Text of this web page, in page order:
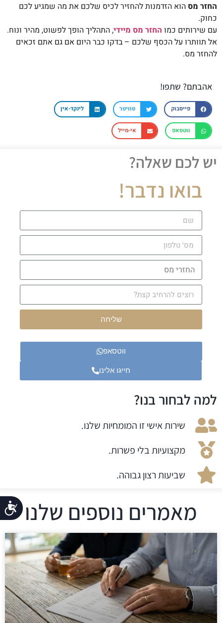
החזר מסהוא הזדמנות להחזיר לכיס שלכם את מה שמגיע לכם
כחוק.
עם שירותים כמו החזר מס מיידי, התהליך הופך לפשוט, מהיר ונוח.
אל תוותרו על הכסף שלכם – בדקו כבר היום אם גם אתם זכאים
להחזר מס.
אהבתם? שתפו!
פייסבוק טוויטר לינקד-אין
ווטסאפ אי-מייל
יש לכם שאלה?
בואו נדבר!
שליחה
ווטסאפ
חייגו אלינו
למה לבחור בנו?
שירות אישי זו המומחיות שלנו.
מקצועיות בלי פשרות.
שביעות רצון גבוהה.
מאמרים נוספים שלנו